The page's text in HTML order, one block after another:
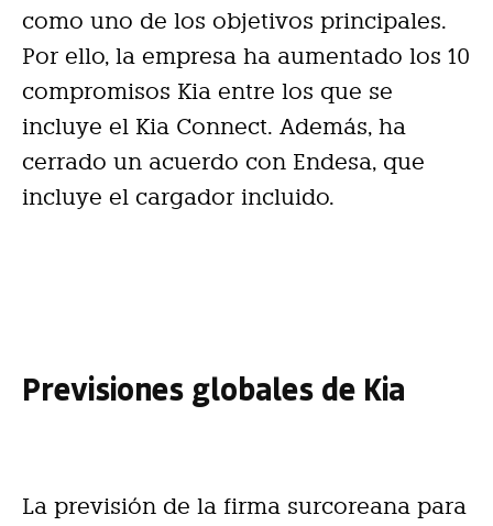
como uno de los objetivos principales.
Por ello, la empresa ha aumentado los 10
compromisos Kia entre los que se
incluye el Kia Connect. Además, ha
cerrado un acuerdo con Endesa, que
incluye el cargador incluido.
Previsiones globales de Kia
La previsión de la firma surcoreana para